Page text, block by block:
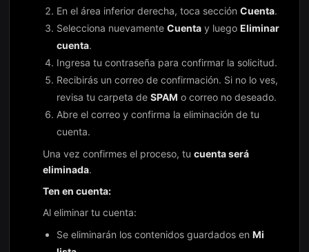
En el área inferior derecha, toca sección Cuenta.
Selecciona nuevamente Cuenta y luego Eliminar
cuenta.
Ingresa tu contraseña para confirmar la solicitud.
Recibirás un correo de confirmación. Si no lo ves,
revisa tu carpeta de SPAM o correo no deseado.
Abre el correo y confirma la eliminación de tu
cuenta.
Una vez confirmes el proceso, tu cuenta será
eliminada.
Ten en cuenta:
Al eliminar tu cuenta:
Se eliminarán los contenidos guardados en Mi